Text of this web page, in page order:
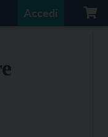
Accedi